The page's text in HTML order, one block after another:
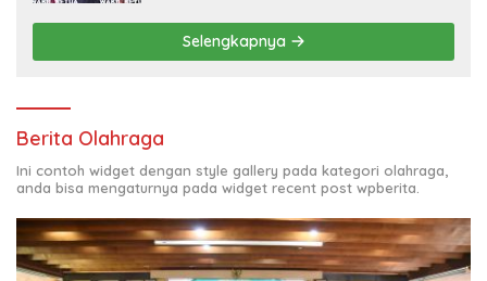
KELUAR KOTA
Selengkapnya
Berita Olahraga
Ini contoh widget dengan style gallery pada kategori olahraga,
anda bisa mengaturnya pada widget recent post wpberita.